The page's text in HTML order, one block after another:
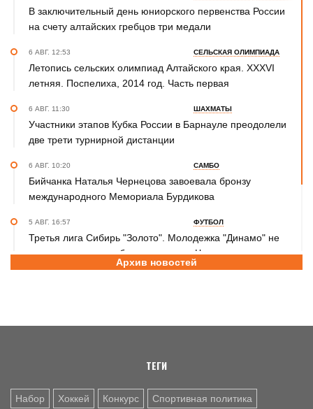
В заключительный день юниорского первенства России
на счету алтайских гребцов три медали
6 АВГ. 12:53 СЕЛЬСКАЯ ОЛИМПИАДА
Летопись сельских олимпиад Алтайского края. XXXVI
летняя. Поспелиха, 2014 год. Часть первая
6 АВГ. 11:30 ШАХМАТЫ
Участники этапов Кубка России в Барнауле преодолели
две трети турнирной дистанции
6 АВГ. 10:20 САМБО
Бийчанка Наталья Чернецова завоевала бронзу
международного Мемориала Бурдикова
5 АВГ. 16:57 ФУТБОЛ
Третья лига Сибирь "Золото". Молодежка "Динамо" не
смогла прервать победную серию «Читы»
Архив новостей
ТЕГИ
Набор Хоккей Конкурс Спортивная политика